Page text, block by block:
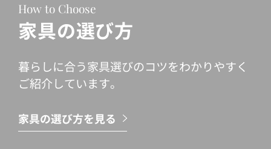
How to Choose
家具の選び方
暮らしに合う家具選びのコツをわかりやすく
ご紹介しています。
家具の選び方を見る